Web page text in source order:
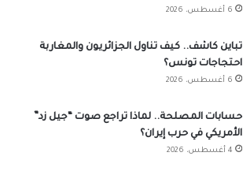
6 أغسطس، 2026
تباين كاشف.. كيف تناول الجزائريون والمغاربة
احتجاجات تونس؟
6 أغسطس، 2026
حسابات المصلحة.. لماذا تراجع صوت “جيل زد”
الأمريكي في حرب إيران؟
4 أغسطس، 2026